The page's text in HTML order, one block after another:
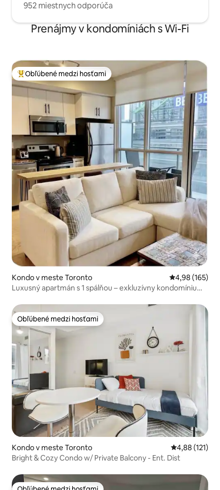
952 miestnych odporúča
Prenájmy v kondomíniách s Wi-Fi
Najobľúbenejšie medzi hosťami
Obľúbené medzi hosťami
Kondo v meste Toronto Priemerné
4,98 (165)
Luxusný apartmán s 1 spálňou – exkluzívny kondomínium
Obľúbené medzi hosťami
Obľúbené medzi hosťami
Kondo v meste Toronto Priemerné
4,88 (121)
Bright & Cozy Condo w/ Private Balcony - Ent. Dist